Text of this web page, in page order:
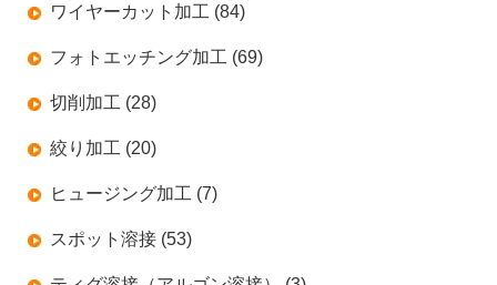
ワイヤーカット加工 (84)
フォトエッチング加工 (69)
切削加工 (28)
絞り加工 (20)
ヒュージング加工 (7)
スポット溶接 (53)